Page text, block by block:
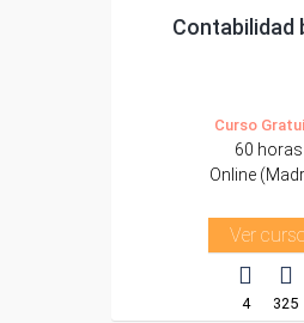
Contabilidad
Curso
60 horas
Online
Ver
4 325